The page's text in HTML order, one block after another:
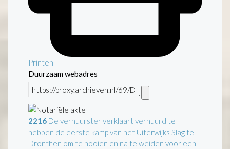
Printen
Duurzaam webadres
2216 De verhuurster verklaart verhuurd te
hebben de eerste kamp van het Uiterwijks Slag te
Dronthen om te hooien en na te weiden voor een